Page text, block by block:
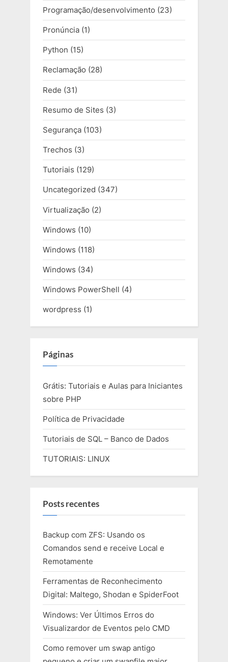
Programação/desenvolvimento (23)
Pronúncia (1)
Python (15)
Reclamação (28)
Rede (31)
Resumo de Sites (3)
Segurança (103)
Trechos (3)
Tutoriais (129)
Uncategorized (347)
Virtualização (2)
Windows (10)
Windows (118)
Windows (34)
Windows PowerShell (4)
wordpress (1)
Páginas
Grátis: Tutoriais e Aulas para Iniciantes
sobre PHP
Política de Privacidade
Tutoriais de SQL – Banco de Dados
TUTORIAIS: LINUX
Posts recentes
Backup com ZFS: Usando os
Comandos send e receive Local e
Remotamente
Ferramentas de Reconhecimento
Digital: Maltego, Shodan e SpiderFoot
Windows: Ver Últimos Erros do
Visualizardor de Eventos pelo CMD
Como remover um swap antigo